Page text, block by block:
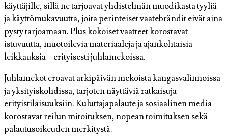
käyttäjille, sillä ne tarjoavat yhdistelmän muodikasta tyyliä
ja käyttömukavuutta, joita perinteiset vaatebrändit eivät aina
pysty tarjoamaan. Plus kokoiset vaatteet korostavat
istuvuutta, muotoilevia materiaaleja ja ajankohtaisia
leikkauksia – erityisesti juhlamekoissa.
Juhlamekot eroavat arkipäivän mekoista kangasvalinnoissa
ja yksityiskohdissa, tarjoten näyttäviä ratkaisuja
erityistilaisuuksiin. Kuluttajapalaute ja sosiaalinen media
korostavat reilun mitoituksen, nopean toimituksen sekä
palautusoikeuden merkitystä.